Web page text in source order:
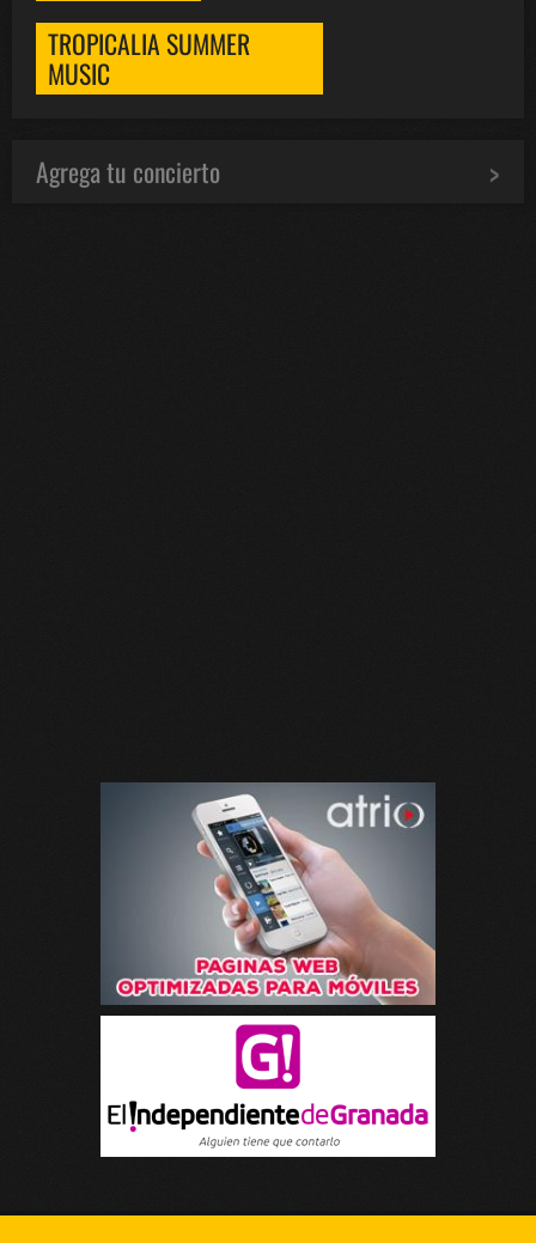
TROPICALIA SUMMER
MUSIC
Agrega tu concierto